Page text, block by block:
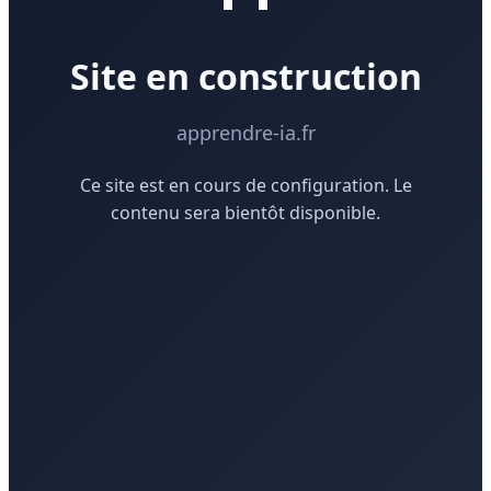
Site en construction
apprendre-ia.fr
Ce site est en cours de configuration. Le
contenu sera bientôt disponible.